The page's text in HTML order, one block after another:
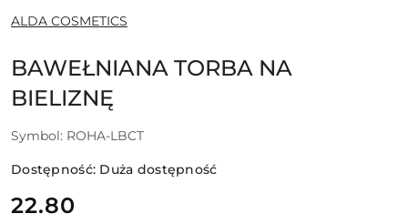
NAZWA
PRODUCENTA:
ALDA COSMETICS
BAWEŁNIANA TORBA NA
BIELIZNĘ
Symbol: ROHA-LBCT
Dostępność: Duża dostępność
cena:
22.80